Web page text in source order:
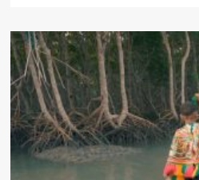
LEMBRANÇAS
DO
MANGUEBEAT
EM
CAXIAS